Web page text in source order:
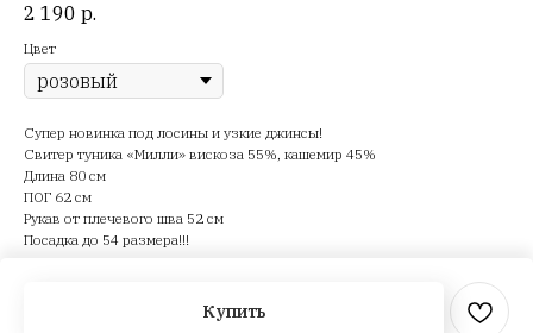
2 190 р.
Цвет
Купить
Супер новинка под лосины и узкие джинсы!
Свитер туника «Милли» вискоза 55%, кашемир 45%
Длина 80 см
ПОГ 62 см
Рукав от плечевого шва 52 см
Посадка до 54 размера!!!